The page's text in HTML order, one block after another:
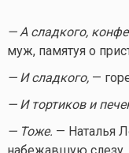
— А сладкого,
муж, памятуя о
— И сладкого,—
— И тортиков и
— Тоже. — Наталья